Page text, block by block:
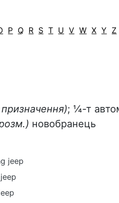
P Q R S T U V W X Y Z
; ¼-т
новобранець
jeep